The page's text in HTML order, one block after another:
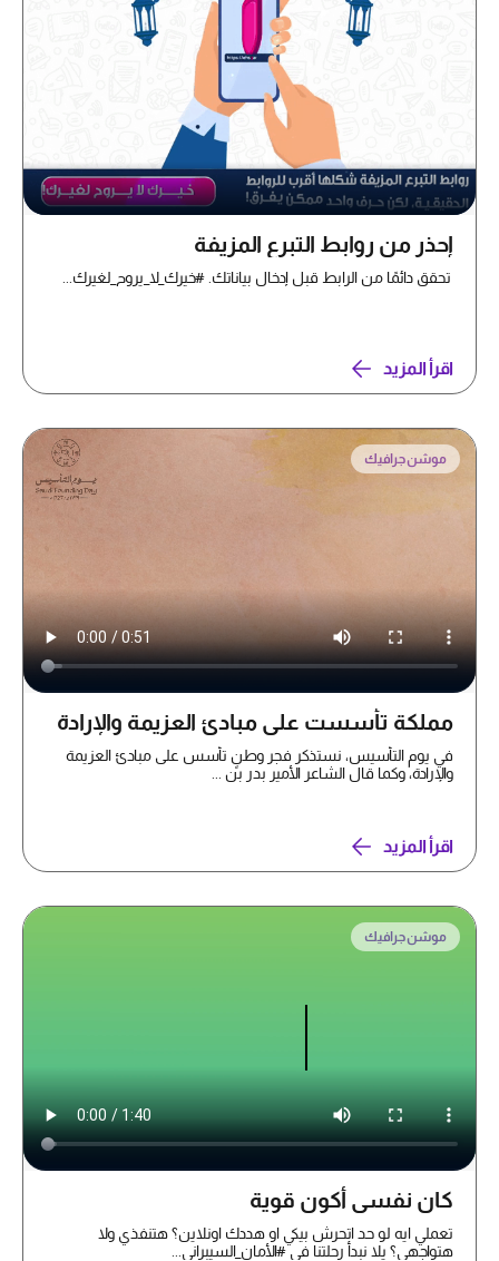
إحذر من روابط التبرع المزيفة
تحقق دائمًا من الرابط قبل إدخال بياناتك. #خيرك_لا_يروح_لغيرك...
اقرأ المزيد
موشن جرافيك
مملكة تأسست على مبادئ العزيمة والإرادة
في يوم التأسيس، نستذكر فجر وطنٍ تأسس على مبادئ العزيمة
والإرادة، وكما قال الشاعر الأمير بدر بن ...
اقرأ المزيد
موشن جرافيك
كان نفسي أكون قوية
تعملي ايه لو حد اتحرش بيكي او هددك اونلاين؟ هتنفذي ولا
هتواجهي؟ يلا نبدأ رحلتنا في #الأمان_السيبراني...